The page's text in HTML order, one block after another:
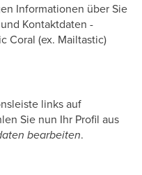
Informationen über Sie
Kontaktdaten -
Coral (ex. Mailtastic)
links auf
Sie nun Ihr Profil aus
bearbeiten.